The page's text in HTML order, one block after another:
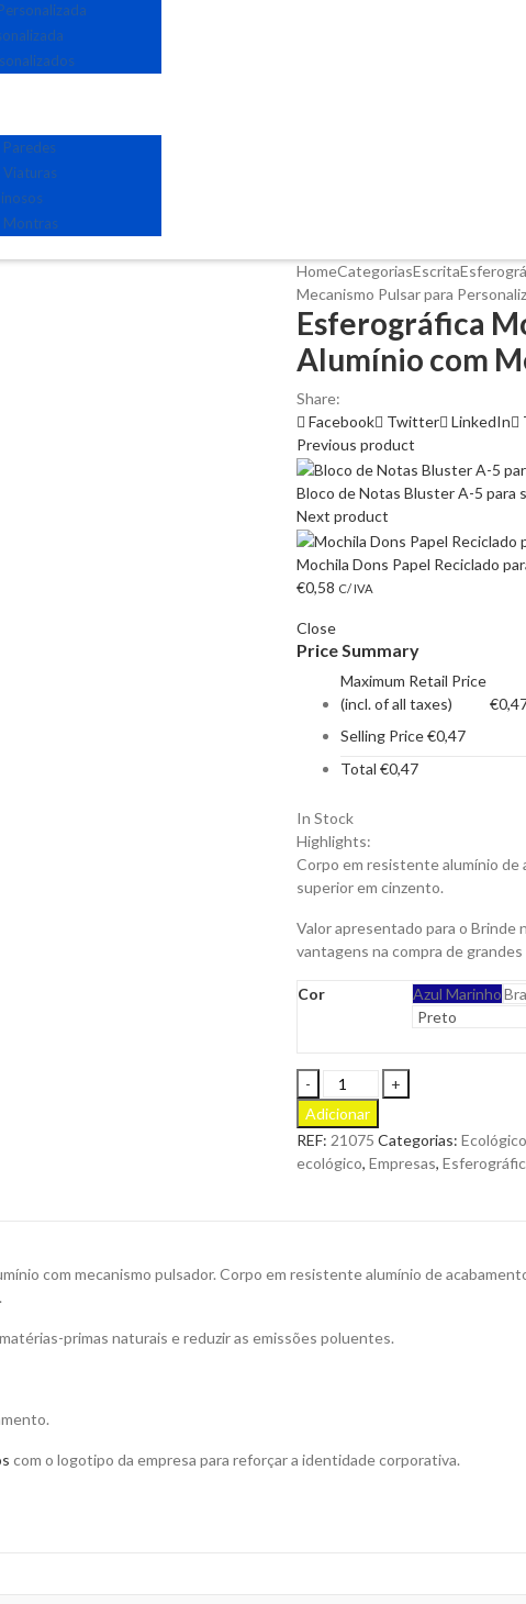
Viaturas
Montras
HomeCategoriasEscrita
Mecanismo Pulsar para
Esferográfica
Alumínio com
Share:
Facebook
Twitter LinkedIn
Previous product
Bloco de Notas Bluster A-5 para
Next product
Mochila Dons Papel Reciclado
€0,58 C/ IVA
Close
Price Summary
Maximum Retail Price
(incl. of all taxes)
€
Selling Price€0,47
Total €0,47
In Stock
Highlights:
Corpo em resistente alumínio
superior em cinzento.
Valor apresentado para o Brinde
vantagens na compra de
Cor Azul Marinho
Esferográfica
Moson
Ponteiro
em
Cortiça
Personalizar
Adicionar
REF: 21075 Categorias:
ecológico, Empresas,
com mecanismo pulsador. Corpo em resistente alumínio de
primas naturais e reduzir as emissões poluentes.
com o logotipo da empresa para reforçar a identidade corporativa.